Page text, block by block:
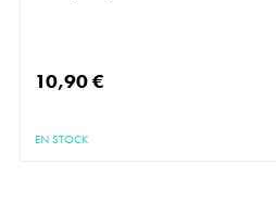
10,90 €
EN STOCK